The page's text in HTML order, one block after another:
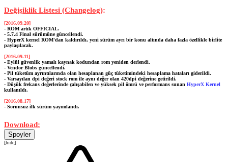
Değişiklik Listesi (Changelog):
[2016.09.20]
- ROM artık OFFICIAL.
- 5.7.4 Final sürümüne güncellendi.
- HyperX kernel ROM'dan kaldırıldı, yeni sürüm ayrı bir konu altında daha fazla özellikle birlite
paylaşılacak.
[2016.09.11]
- Eylül güvenlik yamalı kaynak kodundan rom yeniden derlendi.
- Vendor Blobs güncellendi.
- Pil tüketüm ayrıntılarında olan hesaplanan güç tüketimindeki hesaplama hataları giderildi.
- Varsayılan dpi değeri stock rom ile aynı değer olan 420dpi değerine getirildi.
- Düşük frekans değerlerinde çalışabilen ve yüksek pil ömrü ve performans sunan HyperX Kernel
kullanıldı.
[2016.08.17]
- Sorunsuz ilk sürüm yayımlandı.
Download:
Spoyler
[hide]